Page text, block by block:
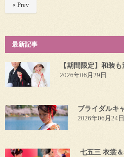
« Prev
最新記事
【期間限定】和装
2026年06月29日
ブライダルキ
2026年06月24日
七五三 衣裳